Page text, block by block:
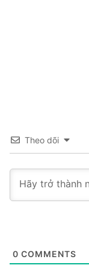
Theo dõi
0 COMMENTS